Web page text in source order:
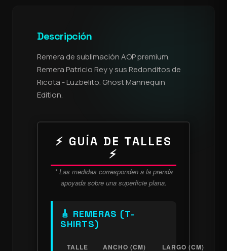
Descripción
Remera de sublimación AOP premium.
Remera Patricio Rey y sus Redonditos de
Ricota - Luzbelito. Ghost Mannequin
Edition.
⚡ GUÍA DE TALLES
⚡
* Las medidas corresponden a la prenda
apoyada sobre una superficie plana.
🎸 REMERAS (T-
SHIRTS)
TALLE ANCHO (CM) LARGO (CM)